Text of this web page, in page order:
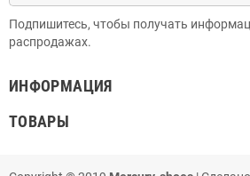
Подпишитесь, чтобы получать
распродажах.
ИНФОРМАЦИЯ
ТОВАРЫ